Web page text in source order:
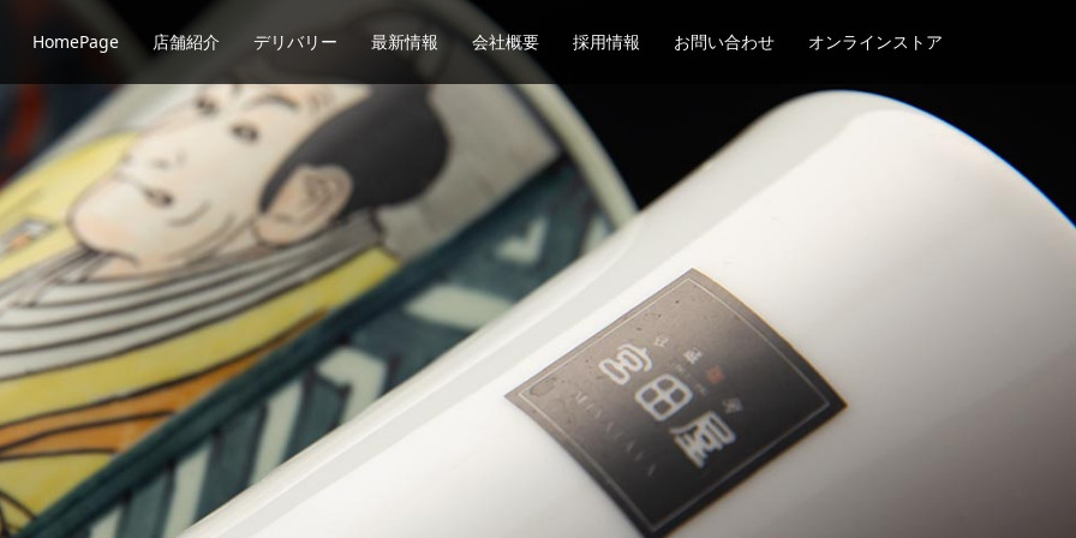
HomePage 店舗紹介 デリバリー 最新情報 会社概要 採用情報 お問い合わせ オンラインストア